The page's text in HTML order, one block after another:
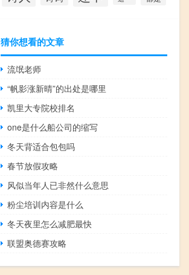
猜你想看的文章
流氓老师
“帆影涨新晴”的出处是哪里
凯里大专院校排名
one是什么船公司的缩写
冬天背适合包包吗
春节放假攻略
风似当年人已非然什么意思
粉尘培训内容是什么
冬天夜里怎么减肥最快
联盟奥德赛攻略